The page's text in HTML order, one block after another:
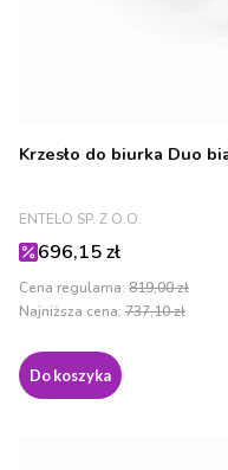
Krzesło do biurka Duo
PRODUCENT
ENTELO SP. Z O.O.
Cena promocyjna
696,15 zł
Cena regularna: 819,00 zł
Najniższa cena: 737,10 zł
Do koszyka